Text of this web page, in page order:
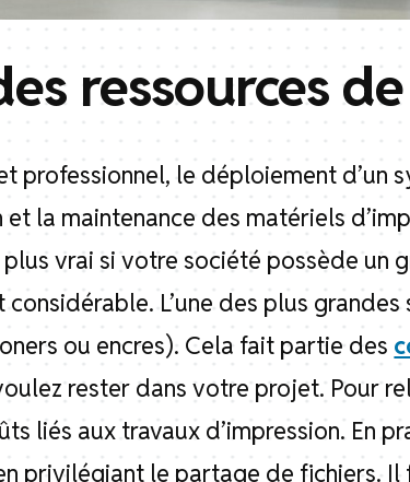
ressources
professionnel, le déploiement d’un
et la maintenance des matériels
plus vrai si votre société possède un
L’une des plus
ou encres). Cela fait partie des
rester dans votre projet. Pour
liés aux travaux d’impression. En
privilégiant le partage de fichiers.